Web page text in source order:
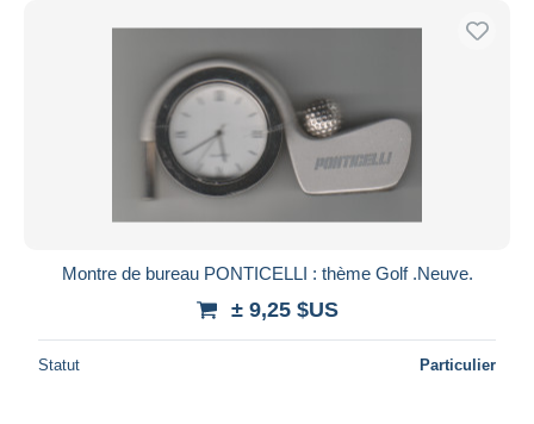
Montre de bureau PONTICELLI : thème Golf .Neuve.
± 9,25 $US
Statut Particulier